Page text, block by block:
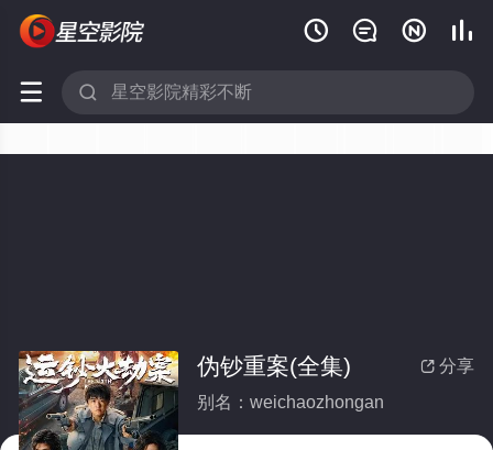
   
 
 分享
伪钞重案(全集)
别名：weichaozhongan